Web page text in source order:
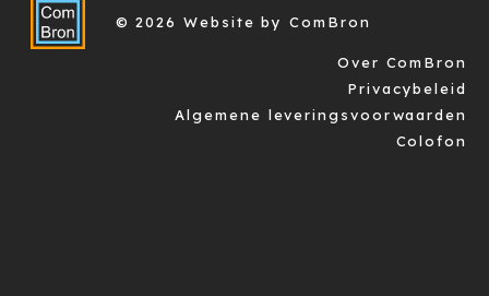
© 2026 Website by ComBron
Over ComBron
Privacybeleid
Algemene leveringsvoorwaarden
Colofon